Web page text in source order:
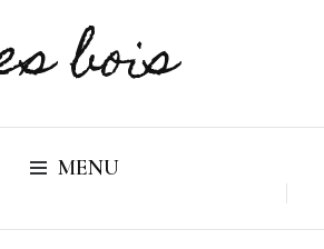
bois
MENU